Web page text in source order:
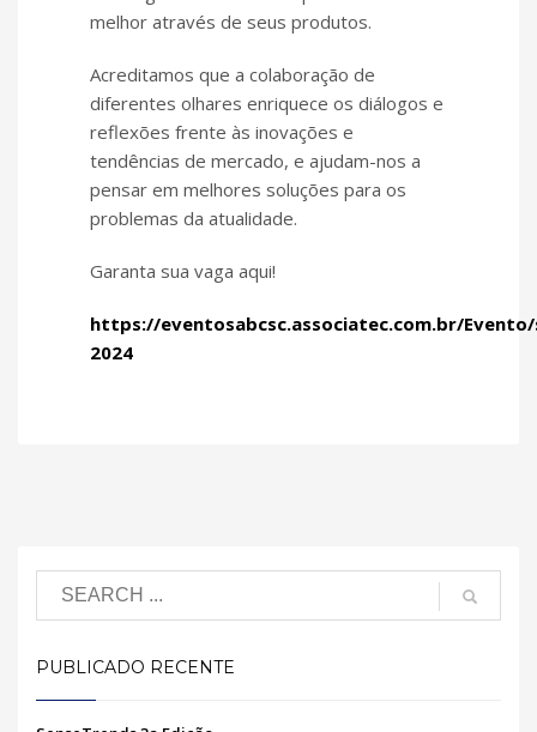
melhor através de seus produtos.
Acreditamos que a colaboração de
diferentes olhares enriquece os diálogos e
reflexões frente às inovações e
tendências de mercado, e ajudam-nos a
pensar em melhores soluções para os
problemas da atualidade.
Garanta sua vaga aqui!
https://eventosabcsc.associatec.com.br/
2024
PUBLICADO RECENTE